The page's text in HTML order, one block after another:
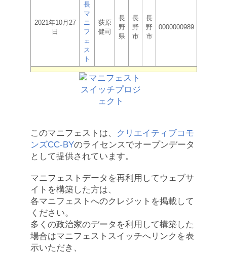
2021年10月27
日
長
マ
ニ
フ
ェ
ス
ト
荻原
健司
長
野
県
長
野
市
長
野
市
0000000989
このマニフェストは、
クリエイティブコモ
ンズCC-BYのライセンスでオープンデータ
として提供されています。
マニフェストデータを再利用してウェブサ
イトを構築した方は、
各マニフェストへのクレジットを掲載して
ください。
多くの政治家のデータを利用して構築した
場合はマニフェストスイッチへリンクを表
示いただき、